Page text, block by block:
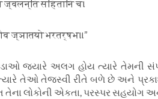
सहितानि च।
ज्ञातयो भरतर्षभ॥”
જ્યારે અલગ હોય ત્યારે તેમની
તેઓ તેજસ્વી રીતે બળે છે અને
લોકોની એકતા, પરસ્પર સહયોગ